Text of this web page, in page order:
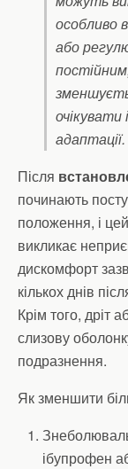
особливо
або
адаптації.
Після
починають
положення, і
викликає
дискомфорт
кількох днів
Крім того, дріт
слизову
подразнення.
Як зменшити
ібупрофен